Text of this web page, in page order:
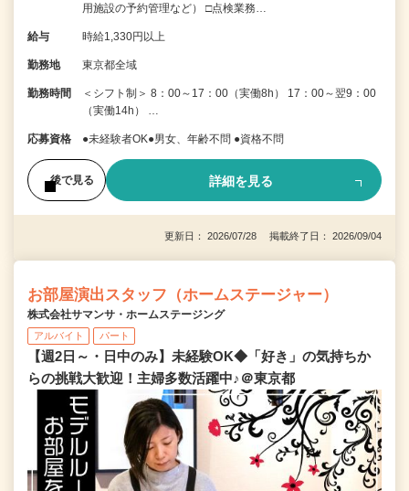
用施設の予約管理など） □点検業務…
給与 時給1,330円以上
勤務地 東京都全域
勤務時間
＜シフト制＞ 8：00～17：00（実働8h） 17：00～翌9：00
（実働14h） …
応募資格 ●未経験者OK●男女、年齢不問 ●資格不問
後で見る 詳細を見る
更新日： 2026/07/28 掲載終了日： 2026/09/04
お部屋演出スタッフ（ホームステージャー）
株式会社サマンサ・ホームステージング
アルバイト パート
【週2日～・日中のみ】未経験OK◆「好き」の気持ちか
らの挑戦大歓迎！主婦多数活躍中♪＠東京都